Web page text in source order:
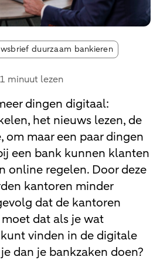
tags: duurzaam bankieren
1 minuut lezen
dingen digitaal:
het nieuws lezen, de
om maar een paar dingen
een bank kunnen klanten
online regelen. Door deze
kantoren minder
dat de kantoren
dat als je wat
vinden in de digitale
dan je bankzaken doen?